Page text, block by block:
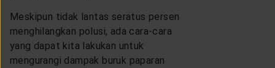
Meskipun tidak lantas seratus persen
menghilangkan polusi, ada cara-cara
yang dapat kita lakukan untuk
mengurangi dampak buruk paparan